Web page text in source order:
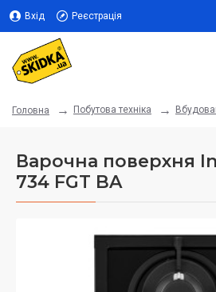
Вхід Реєстрація
Головна Побутова техніка
Варочна поверхня
734 FGT BA